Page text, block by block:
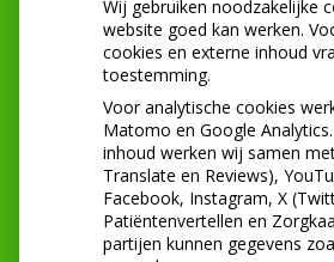
NIEUWS
Let op: valse Infomedics-
openstaande rekening
Tanden bleken? Laat het
Gezond tandvlees: de basis
mond
Wij gebruiken noodzakelijke
website goed kan werken.
cookies en externe inhoud
toestemming.
Voor analytische cookies
Matomo en Google
inhoud werken wij samen
Translate en Reviews),
Facebook, Instagram, X
Patiëntenvertellen en
partijen kunnen gegevens